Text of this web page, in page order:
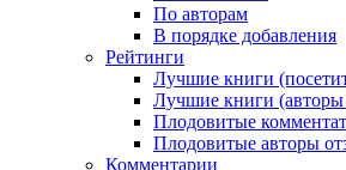
По авторам
В порядке добавления
Рейтинги
Лучшие книги
Лучшие книги (авторы
Плодовитые
Плодовитые авторы
Комментарии